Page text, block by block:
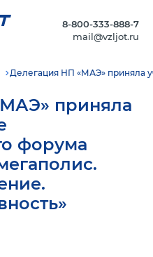
8-800-333-888-7
mail@vzljot.ru
Делегация НП «МАЭ» приняла
приняла
форума